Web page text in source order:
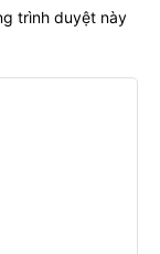
trình duyệt này